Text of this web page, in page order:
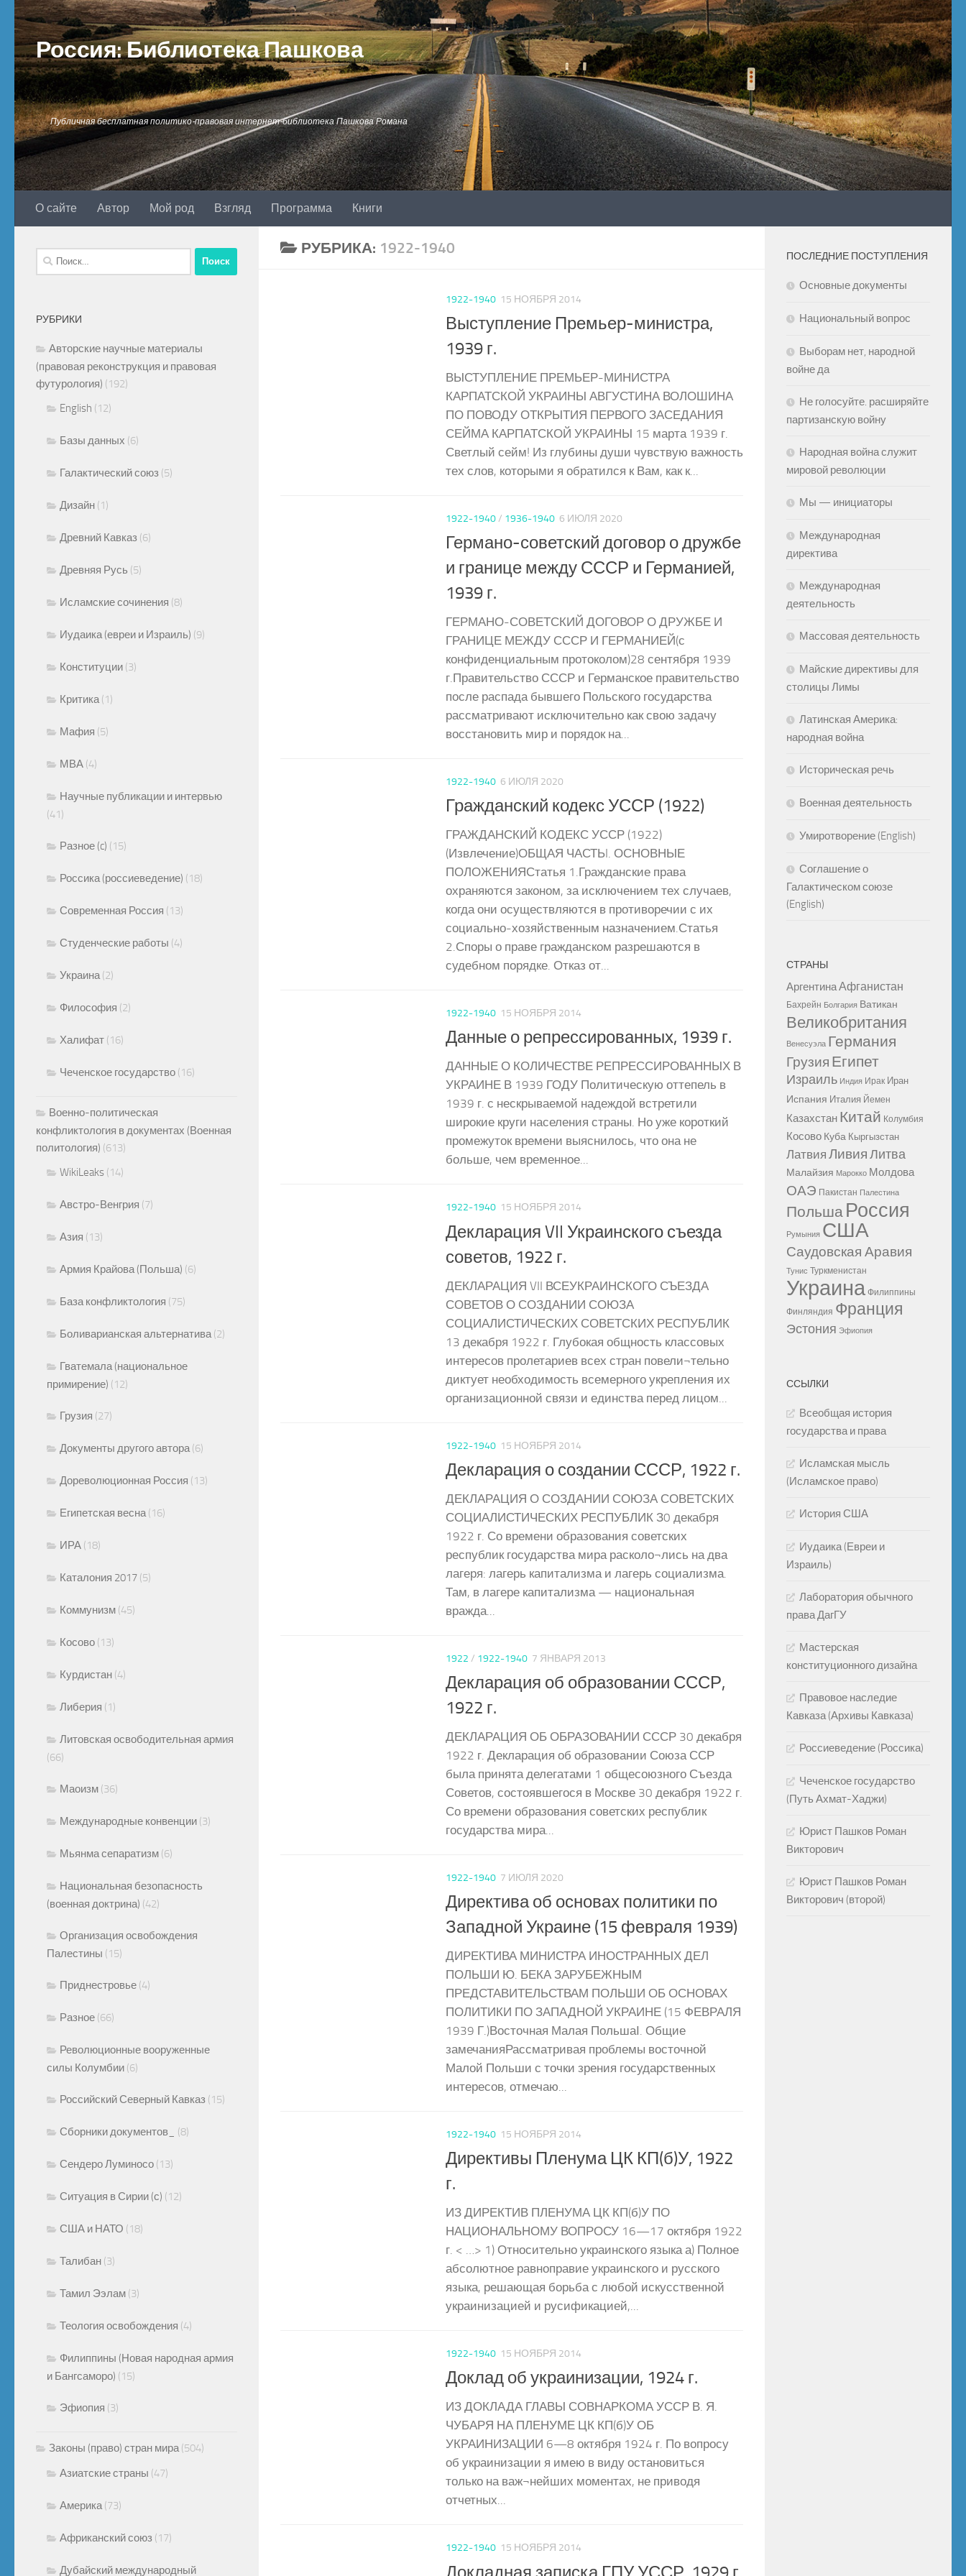
Перейти к содержимому
Россия: Библиотека Пашкова
Публичная бесплатная политико-правовая интернет-библиотека Пашкова Романа
О сайте Автор Мой род Взгляд Программа Книги
РУБРИКА: 1922-1940
1922-1940 15 НОЯБРЯ 2014
Выступление Премьер-министра,
1939 г.
ВЫСТУПЛЕНИЕ ПРЕМЬЕР-МИНИСТРА
КАРПАТСКОЙ УКРАИНЫ АВГУСТИНА ВОЛОШИНА
ПО ПОВОДУ ОТКРЫТИЯ ПЕРВОГО ЗАСЕДАНИЯ
СЕЙМА КАРПАТСКОЙ УКРАИНЫ 15 марта 1939 г.
Светлый сейм! Из глубины души чувствую важность
тех слов, которыми я обратился к Вам, как к...
1922-1940/ 1936-1940 6 ИЮЛЯ 2020
Германо-советский договор о дружбе
и границе между СССР и Германией,
1939 г.
ГЕРМАНО-СОВЕТСКИЙ ДОГОВОР О ДРУЖБЕ И
ГРАНИЦЕ МЕЖДУ СССР И ГЕРМАНИЕЙ(с
конфиденциальным протоколом)28 сентября 1939
г.Правительство СССР и Германское правительство
после распада бывшего Польского государства
рассматривают исключительно как свою задачу
восстановить мир и порядок на...
1922-1940 6 ИЮЛЯ 2020
Гражданский кодекс УССР (1922)
ГРАЖДАНСКИЙ КОДЕКС УССР (1922)
(Извлечение)ОБЩАЯ ЧАСТЬI. ОСНОВНЫЕ
ПОЛОЖЕНИЯСтатья 1.Гражданские права
охраняются законом, за исключением тех случаев,
когда они осуществляются в противоречии с их
социально-хозяйственным назначением.Статья
2.Споры о праве гражданском разрешаются в
судебном порядке. Отказ от...
1922-1940 15 НОЯБРЯ 2014
Данные о репрессированных, 1939 г.
ДАННЫЕ О КОЛИЧЕСТВЕ РЕПРЕССИРОВАННЫХ В
УКРАИНЕ В 1939 ГОДУ Политическую оттепель в
1939 г. с нескрываемой надеждой встретили
широкие круги населения страны. Но уже короткий
промежуток времени выяснилось, что она не
больше, чем временное...
1922-1940 15 НОЯБРЯ 2014
Декларация VII Украинского съезда
советов, 1922 г.
ДЕКЛАРАЦИЯ VII ВСЕУКРАИНСКОГО СЪЕЗДА
СОВЕТОВ О СОЗДАНИИ СОЮЗА
СОЦИАЛИСТИЧЕСКИХ СОВЕТСКИХ РЕСПУБЛИК
13 декабря 1922 г. Глубокая общность классовых
интересов пролетариев всех стран повели¬тельно
диктует необходимость всемерного укрепления их
организационной связи и единства перед лицом...
1922-1940 15 НОЯБРЯ 2014
Декларация о создании СССР, 1922 г.
ДЕКЛАРАЦИЯ О СОЗДАНИИ СОЮЗА СОВЕТСКИХ
СОЦИАЛИСТИЧЕСКИХ РЕСПУБЛИК З0 декабря
1922 г. Со времени образования советских
республик государства мира расколо¬лись на два
лагеря: лагерь капитализма и лагерь социализма.
Там, в лагере капитализма — национальная
вражда...
1922 / 1922-1940 7 ЯНВАРЯ 2013
Декларация об образовании СССР,
1922 г.
ДЕКЛАРАЦИЯ ОБ ОБРАЗОВАНИИ СССР 30 декабря
1922 г. Декларация об образовании Союза ССР
была принята делегатами 1 общесоюзного Съезда
Советов, состоявшегося в Москве 30 декабря 1922 г.
Со времени образования советских республик
государства мира...
1922-1940 7 ИЮЛЯ 2020
Директива об основах политики по
Западной Украине (15 февраля 1939)
ДИРЕКТИВА МИНИСТРА ИНОСТРАННЫХ ДЕЛ
ПОЛЬШИ Ю. БЕКА ЗАРУБЕЖНЫМ
ПРЕДСТАВИТЕЛЬСТВАМ ПОЛЬШИ ОБ ОСНОВАХ
ПОЛИТИКИ ПО ЗАПАДНОЙ УКРАИНЕ (15 ФЕВРАЛЯ
1939 Г.)Восточная Малая ПольшаІ. Общие
замечанияРассматривая проблемы восточной
Малой Польши с точки зрения государственных
интересов, отмечаю...
1922-1940 15 НОЯБРЯ 2014
Директивы Пленума ЦК КП(б)У, 1922
г.
ИЗ ДИРЕКТИВ ПЛЕНУМА ЦК КП(б)У ПО
НАЦИОНАЛЬНОМУ ВОПРОСУ 16—17 октября 1922
г. < …> 1) Относительно украинского языка а) Полное
абсолютное равноправие украинского и русского
языка, решающая борьба с любой искусственной
украинизацией и русификацией,...
1922-1940 15 НОЯБРЯ 2014
Доклад об украинизации, 1924 г.
ИЗ ДОКЛАДА ГЛАВЫ СОВНАРКОМА УССР В. Я.
ЧУБАРЯ НА ПЛЕНУМЕ ЦК КП(б)У ОБ
УКРАИНИЗАЦИИ 6—8 октября 1924 г. По вопросу
об украинизации я имею в виду остановиться
только на важ¬нейших моментах, не приводя
отчетных...
1922-1940 15 НОЯБРЯ 2014
Найти:
РУБРИКИ
Авторские научные материалы
(правовая реконструкция и правовая
футурология) (192)
English (12)
Базы данных (6)
Галактический союз (5)
Дизайн (1)
Древний Кавказ (6)
Древняя Русь (5)
Исламские сочинения (8)
Иудаика (евреи и Израиль) (9)
Конституции (3)
Критика (1)
Мафия (5)
МВА (4)
Научные публикации и интервью
(41)
Разное (c) (15)
Россика (россиеведение) (18)
Современная Россия (13)
Студенческие работы (4)
Украина (2)
Философия (2)
Халифат (16)
Чеченское государство (16)
Военно-политическая
конфликтология в документах (Военная
политология) (613)
WikiLeaks (14)
Австро-Венгрия (7)
Азия (13)
Армия Крайова (Польша) (6)
База конфликтология (75)
Боливарианская альтернатива (2)
Гватемала (национальное
примирение) (12)
Грузия (27)
Документы другого автора (6)
Дореволюционная Россия (13)
Египетская весна (16)
ИРА (18)
Каталония 2017 (5)
Коммунизм (45)
Косово (13)
Курдистан (4)
Либерия (1)
Литовская освободительная армия
(66)
Маоизм (36)
Международные конвенции (3)
Мьянма сепаратизм (6)
Национальная безопасность
(военная доктрина) (42)
Организация освобождения
Палестины (15)
Приднестровье (4)
Разное (66)
Революционные вооруженные
силы Колумбии (6)
Российский Северный Кавказ (15)
Сборники документов_ (8)
Сендеро Луминосо (13)
Ситуация в Сирии (с) (12)
США и НАТО (18)
Талибан (3)
Тамил Ээлам (3)
Теология освобождения (4)
Филиппины (Новая народная армия
и Бангсаморо) (15)
Эфиопия (3)
Законы (право) стран мира (504)
Азиатские страны (47)
Америка (73)
Африканский союз (17)
Дубайский международный
ПОСЛЕДНИЕ ПОСТУПЛЕНИЯ
Основные документы
Национальный вопрос
Выборам нет, народной
войне да
Не голосуйте. расширяйте
партизанскую войну
Народная война служит
мировой революции
Мы — инициаторы
Международная
директива
Международная
деятельность
Массовая деятельность
Майские директивы для
столицы Лимы
Латинская Америка:
народная война
Историческая речь
Военная деятельность
Умиротворение (English)
Соглашение о
Галактическом союзе
(English)
СТРАНЫ
АргентинаАфганистан
Бахрейн Болгария Ватикан
Великобритания
Венесуэла Германия
Грузия Египет
Израиль Индия Ирак Иран
Испания Италия Йемен
Казахстан Китай Колумбия
Косово Куба Кыргызстан
Латвия ЛивияЛитва
Малайзия Марокко Молдова
ОАЭ Пакистан Палестина
Польша Россия
Румыния США
Саудовская Аравия
Тунис Туркменистан
Украина Филиппины
Финляндия Франция
Эстония Эфиопия
ССЫЛКИ
Всеобщая история
государства и права
Исламская мысль
(Исламское право)
История США
Иудаика (Евреи и
Израиль)
Лаборатория обычного
права ДагГУ
Мастерская
конституционного дизайна
Правовое наследие
Кавказа (Архивы Кавказа)
Россиеведение (Россика)
Чеченское государство
(Путь Ахмат-Хаджи)
Юрист Пашков Роман
Викторович
Юрист Пашков Роман
Викторович (второй)